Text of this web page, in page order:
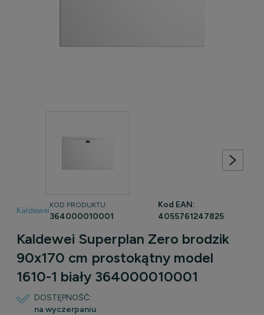
Kaldewei
KOD PRODUKTU:
364000010001
Kod EAN:
4055761247825
Kaldewei Superplan Zero brodzik
90x170 cm prostokątny model
1610-1 biały 364000010001
DOSTĘPNOŚĆ:
na wyczerpaniu